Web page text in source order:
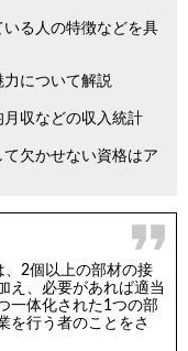
る人の特徴などを具
について解説
収などの収入統計
欠かせない資格はア
、2個以上の部材の接
え、必要があれば適当
一体化された1つの部
を行う者のことをさ